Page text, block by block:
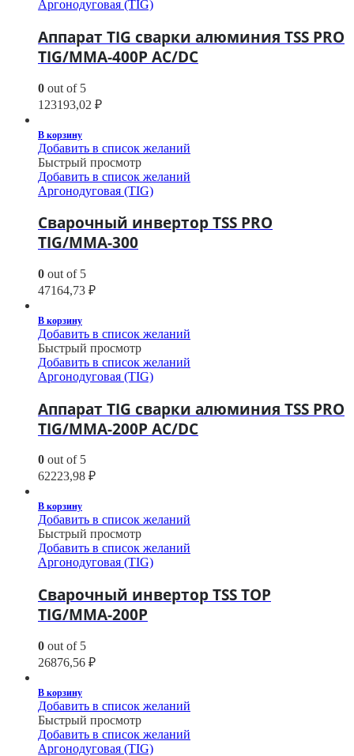
Аргонодуговая (TIG)
Аппарат TIG сварки алюминия TSS PRO
TIG/MMA-400P AC/DC
0 out of 5
123193,02 ₽
В корзину
Добавить в список желаний
Быстрый просмотр
Добавить в список желаний
Аргонодуговая (TIG)
Сварочный инвертор TSS PRO
TIG/MMA-300
0 out of 5
47164,73 ₽
В корзину
Добавить в список желаний
Быстрый просмотр
Добавить в список желаний
Аргонодуговая (TIG)
Аппарат TIG сварки алюминия TSS PRO
TIG/MMA-200P AC/DC
0 out of 5
62223,98 ₽
В корзину
Добавить в список желаний
Быстрый просмотр
Добавить в список желаний
Аргонодуговая (TIG)
Сварочный инвертор TSS TOP
TIG/MMA-200P
0 out of 5
26876,56 ₽
В корзину
Добавить в список желаний
Быстрый просмотр
Добавить в список желаний
Аргонодуговая (TIG)